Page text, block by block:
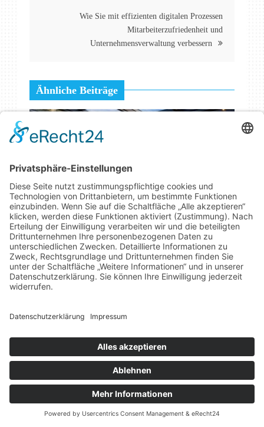
Wie Sie mit effizienten digitalen Prozessen
Mitarbeiterzufriedenheit und
Unternehmensverwaltung verbessern
Ähnliche Beiträge
Umsatzbooster Außenbereich: Wie
Gastro-Überdachungen die Saison
verlängern